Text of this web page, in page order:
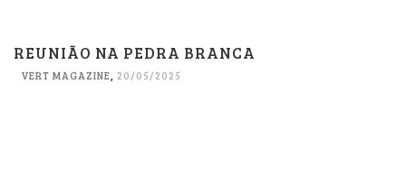
REUNIÃO NA PEDRA BRANCA
VERT MAGAZINE, 20/05/2025